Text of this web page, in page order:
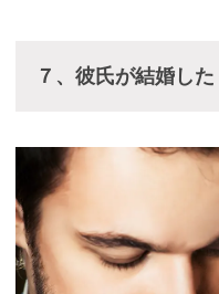
７、彼氏が結婚し